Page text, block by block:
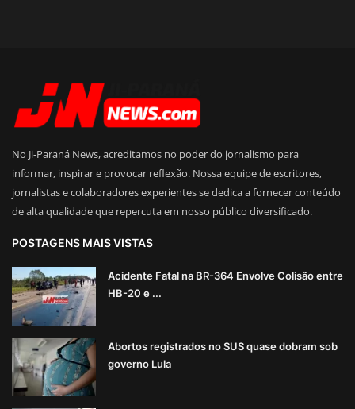
No Ji-Paraná News, acreditamos no poder do jornalismo para
informar, inspirar e provocar reflexão. Nossa equipe de escritores,
jornalistas e colaboradores experientes se dedica a fornecer conteúdo
de alta qualidade que repercuta em nosso público diversificado.
POSTAGENS MAIS VISTAS
Acidente Fatal na BR-364 Envolve Colisão entre
HB-20 e ...
Abortos registrados no SUS quase dobram sob
governo Lula